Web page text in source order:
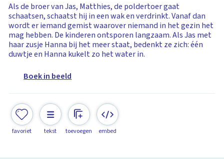
Als de broer van Jas, Matthies, de poldertoer gaat
schaatsen, schaatst hij in een wak en verdrinkt. Vanaf dan
wordt er iemand gemist waarover niemand in het gezin het
mag hebben. De kinderen ontsporen langzaam. Als Jas met
haar zusje Hanna bij het meer staat, bedenkt ze zich: één
duwtje en Hanna kukelt zo het water in.
Boek in beeld
favoriet tekst toevoegen embed